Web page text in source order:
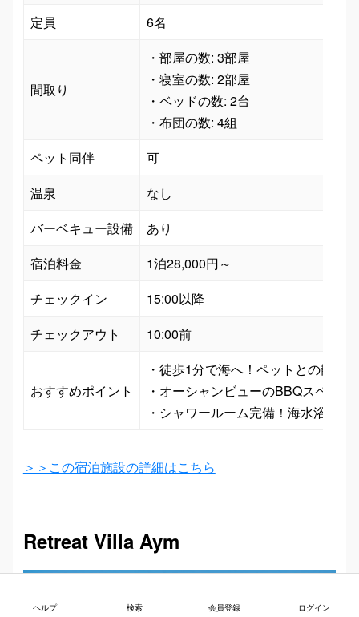
ヘルプ 検索 会員登録 ログイン
定員
6名
間取り
・部屋の数: 3部屋
・寝室の数: 2部屋
・ベッドの数: 2台
ペット同伴
可
温泉
なし
バーベキュー設備
あり
宿泊料金
1泊28,000円～
チェックイン
15:00以降
チェックアウト
10:00前
おすすめポイント
・徒歩1分で海へ！ペットとの散歩
・オーシャンビューのBBQスペー
＞＞この宿泊施設の詳細はこちら
Retreat Villa Aym